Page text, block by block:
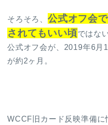
そろそろ、 公式オフ会
されてもいい頃ではな
公式オフ会が、2019年6月
が約2ヶ月。
WCCF旧カード反映準備に